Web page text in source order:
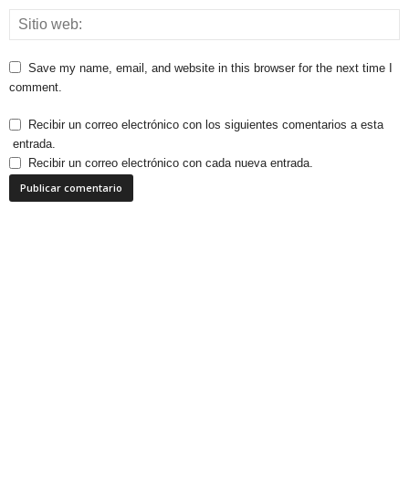
Save my name, email, and website in this browser for the next time I
comment.
Recibir un correo electrónico con los siguientes comentarios a esta
entrada.
Recibir un correo electrónico con cada nueva entrada.